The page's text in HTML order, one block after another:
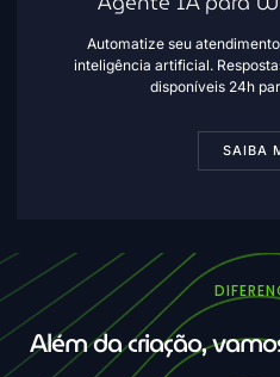
Automatize seu
inteligência artificial.
disponíveis 24h
SAIBA
Além da criação,